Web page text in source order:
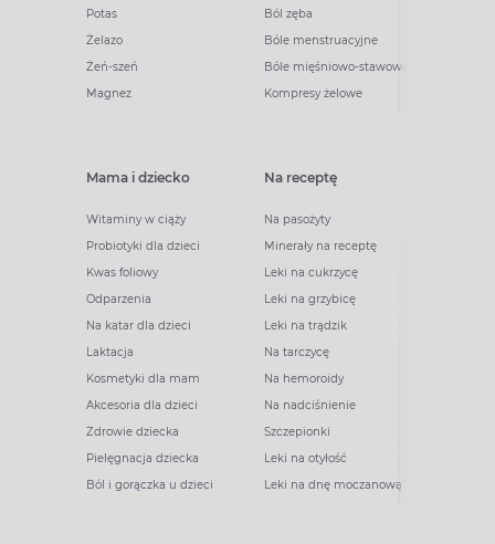
Potas
Żelazo
Żeń-szeń
Magnez
Ból zęba
Bóle menstruacyjne
Bóle mięśniowo-stawowe
Kompresy żelowe
Mama i dziecko
Witaminy w ciąży
Probiotyki dla dzieci
Kwas foliowy
Odparzenia
Na katar dla dzieci
Laktacja
Kosmetyki dla mam
Akcesoria dla dzieci
Zdrowie dziecka
Pielęgnacja dziecka
Ból i gorączka u dzieci
Na receptę
Na pasożyty
Minerały na receptę
Leki na cukrzycę
Leki na grzybicę
Leki na trądzik
Na tarczycę
Na hemoroidy
Na nadciśnienie
Szczepionki
Leki na otyłość
Leki na dnę moczanową